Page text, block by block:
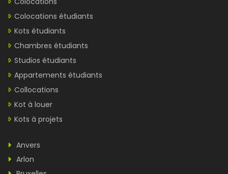
Colocations étudiants
Kots étudiants
Chambres étudiants
Studios étudiants
Appartements étudiants
Collocations
Kot à louer
Kots à projets
Anvers
Arlon